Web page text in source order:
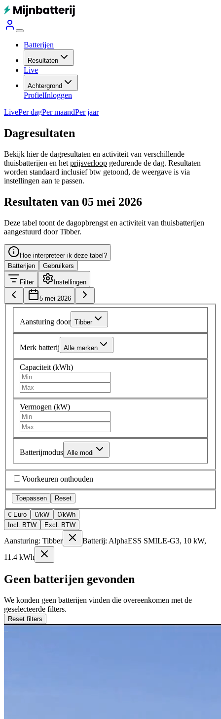
Batterijen
Resultaten
Live
Achtergrond
ProfielInloggen
LivePer dagPer maandPer jaar
Dagresultaten
Bekijk hier de dagresultaten en activiteit van verschillende
thuisbatterijen en het prijsverloop gedurende de dag. Resultaten
worden standaard inclusief btw getoond, de weergave is via
instellingen aan te passen.
Resultaten van 05 mei 2026
Deze tabel toont de dagopbrengst en activiteit van thuisbatterijen
aangestuurd door Tibber.
Hoe interpreteer ik deze tabel?
Batterijen
Gebruikers
Filter Instellingen
5 mei 2026
Aansturing door Tibber
Merk batterij Alle merken
Capaciteit (kWh)
Vermogen (kW)
Batterijmodus Alle modi
Voorkeuren onthouden
Toepassen Reset
€ Euro €/kW
€/kWh
Incl. BTW
Excl. BTW
Aansturing: Tibber
Batterij: AlphaESS SMILE-G3, 10 kW,
11.4 kWh
Geen batterijen gevonden
We konden geen batterijen vinden die overeenkomen met de
geselecteerde filters.
Reset filters